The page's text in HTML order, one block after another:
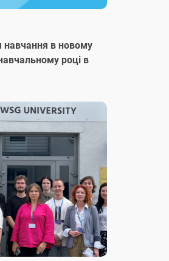
навчання в новому
році в